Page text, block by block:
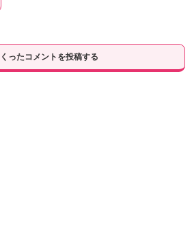
ったコメントを投稿する